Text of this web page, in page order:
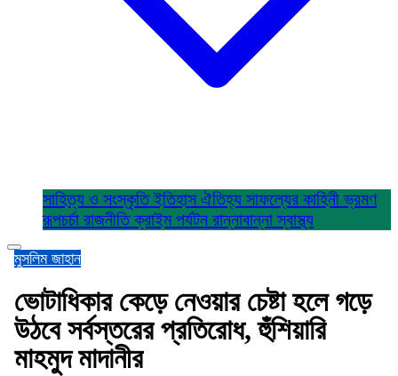
সাহিত্য ও সংস্কৃতিইতিহাস ঐতিহ্য সাফল্যের কাহিনীভ্রমণ
রূপচর্চা রাজনীতিক্রাইম পর্যটন রান্নাবান্নাস্বাস্থ্য
মুসলিম জাহান
ভোটাধিকার কেড়ে নেওয়ার চেষ্টা হলে গড়ে
উঠবে সর্বস্তরের প্রতিরোধ, হুঁশিয়ারি
মাহমুদ মাদানীর